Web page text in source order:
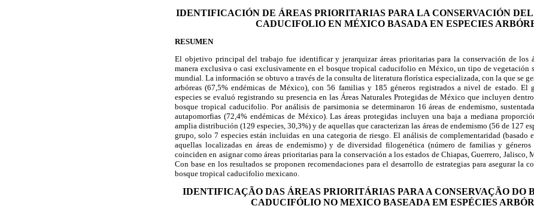
IDENTIFICACIÓN DE ÁREAS PRIORITARIAS PARA LA CONSERVACIÓN
CADUCIFOLIO EN MÉXICO BASADA EN ESPECIES
RESUMEN
El objetivo principal del trabajo fue identificar y jerarquizar áreas prioritarias para la conservación de los
manera exclusiva o casi exclusivamente en el bosque tropical caducifolio en México, un tipo de vegetación
mundial. La información se obtuvo a través de la consulta de literatura florística especializada, con la que se
arbóreas (67,5% endémicas de México), con 56 familias y 185 géneros registrados a nivel de estado. El
especies se evaluó registrando su presencia en las Áreas Naturales Protegidas de México que incluyen
bosque tropical caducifolio. Por análisis de parsimonia se determinaron 16 áreas de endemismo,
autapomorfias (72,4% endémicas de México). Las áreas protegidas incluyen una baja a mediana
amplia distribución (129 especies, 30,3%) y de aquellas que caracterizan las áreas de endemismo (56 de 127
grupo, solo 7 especies están incluidas en una categoria de riesgo. El análisis de complementaridad (basado
aquellas localizadas en áreas de endemismo) y de diversidad filogenética (número de familias y géneros
coinciden en asignar como áreas prioritarias para la conservación a los estados de Chiapas, Guerrero, Jalisco,
Con base en los resultados se proponen recomendaciones para el desarrollo de estrategias para asegurar la
bosque tropical caducifolio mexicano.
IDENTIFICAÇÃO DAS ÁREAS PRIORITÁRIAS PARA A CONSERVAÇÃO DO
CADUCIFÓLIO NO MEXICO BASEADA EM ESPÉCIES